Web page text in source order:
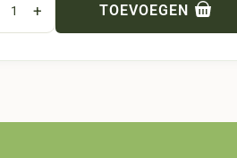
+ TOEVOEGEN